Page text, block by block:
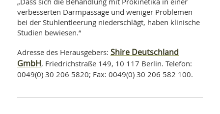
„Dass sich die Behandlung mit Prokinetika in einer
verbesserten Darmpassage und weniger Problemen
bei der Stuhlentleerung niederschlägt, haben klinische
Studien bewiesen.“
Adresse des Herausgebers: Shire Deutschland
GmbH, Friedrichstraße 149, 10 117 Berlin. Telefon:
0049(0) 30 206 5820; Fax: 0049(0) 30 206 582 100.